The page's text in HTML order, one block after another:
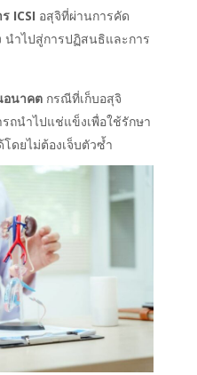
ICSI อสุจิที่ผ่านการคัด
นำไปสู่การปฏิสนธิและการ
อนาคต กรณีที่เก็บอสุจิ
ถนำไปแช่แข็งเพื่อใช้รักษา
ดยไม่ต้องเจ็บตัวซ้ำ